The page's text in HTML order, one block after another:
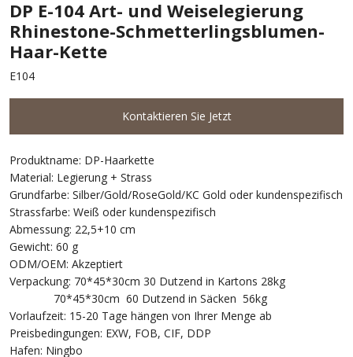
DP E-104 Art- und Weiselegierung
Rhinestone-Schmetterlingsblumen-
Haar-Kette
E104
Kontaktieren Sie Jetzt
Produktname: DP-Haarkette
Material: Legierung + Strass
Grundfarbe: Silber/Gold/RoseGold/KC Gold oder kundenspezifisch
Strassfarbe: Weiß oder kundenspezifisch
Abmessung: 22,5+10 cm
Gewicht: 60 g
ODM/OEM: Akzeptiert
Verpackung: 70*45*30cm 30 Dutzend in Kartons 28kg
70*45*30cm 60 Dutzend in Säcken 56kg
Vorlaufzeit: 15-20 Tage hängen von Ihrer Menge ab
Preisbedingungen: EXW, FOB, CIF, DDP
Hafen: Ningbo